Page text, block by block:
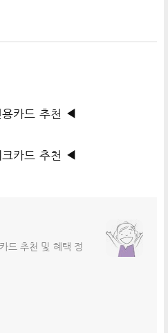
카드 추천 ◀
카드 추천 ◀
드 추천 및 혜택 정